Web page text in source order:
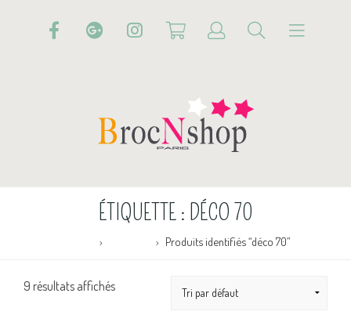
ÉTIQUETTE : DÉCO 70
Produits identifiés “déco 70”
9 résultats affichés